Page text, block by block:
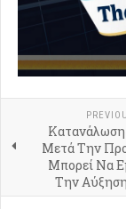
Μετά Την
Μπορεί Να
Την